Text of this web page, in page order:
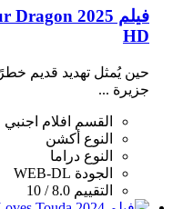
HD
حين يُمثل تهديد قديم
جزيرة ...
القسم
افلام اجنبي
النوع أكشن
النوع دراما
الجودة WEB-DL
التقييم 8.0 / 10